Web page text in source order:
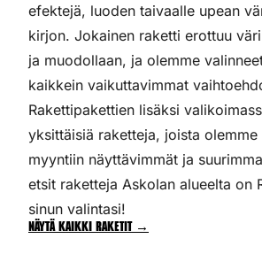
efektejä, luoden taivaalle upean
kirjon. Jokainen raketti erottuu
ja muodollaan, ja olemme
kaikkein vaikuttavimmat
Rakettipakettien lisäksi
yksittäisiä raketteja, joista
myyntiin näyttävimmät ja
etsit raketteja Askolan alueelta on
sinun valintasi!
Näytä kaikki raketit →